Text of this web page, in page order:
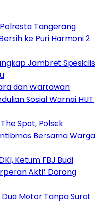
Tangerang
ke Puri Harmoni 2
Jambret Spesialis
dan Wartawan
Sosial Warnai HUT
Spot, Polsek
Bersama Warga
Ketum FBJ Budi
Aktif Dorong
Motor Tanpa Surat